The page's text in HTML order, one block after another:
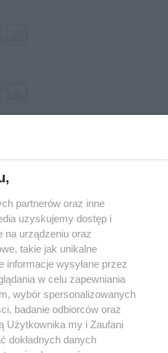
nie może być powielany i
w jakikolwiek sposób (w
na jakimkolwiek polu
włącznie z umieszczaniem w
praw. Jakiekolwiek użycie lub
lub w części z naruszeniem prawa,
pod groźbą kary i może być
partnerów oraz inne
uzyskujemy dostęp i
na urządzeniu oraz
takie jak unikalne
informacje wysyłane przez
w celu zapewniania
wybór spersonalizowanych
badanie odbiorców oraz
Użytkownika my i Zaufani
dokładnych danych